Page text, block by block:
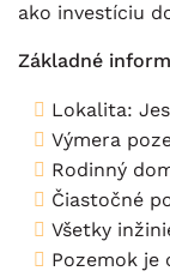
ako investíciu
Základné
Lokalita:
Výmera
Rodinný
Čiastočné
Všetky
Pozemok je